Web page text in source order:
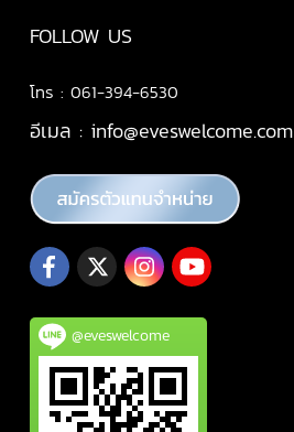
FOLLOW US
โทร : 061-394-6530
อีเมล : info@eveswelcome.com
@eveswelcome